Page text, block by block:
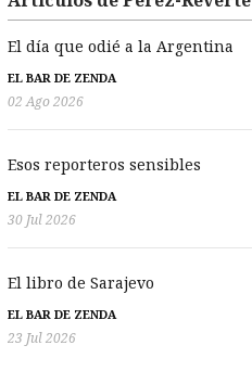
El día que odié a la Argentina
EL BAR DE ZENDA
02 Ago 2026
Esos reporteros sensibles
EL BAR DE ZENDA
30 Jul 2026
El libro de Sarajevo
EL BAR DE ZENDA
23 Jul 2026